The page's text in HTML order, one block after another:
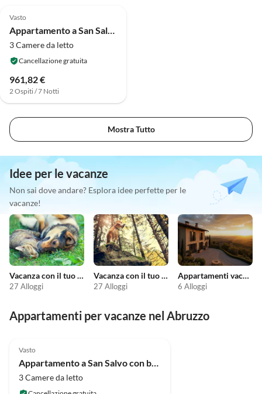
Vasto
Appartamento a San Salvo con barbecue in giardino
3 Camere da letto
Cancellazione gratuita
961,82 €
2 Ospiti / 7 Notti
Mostra Tutto
Idee per le vacanze
Non sai dove andare? Esplora idee perfette per le
vacanze!
Vacanza con il tuo animale domestico
27 Alloggi
Vacanza con il tuo cane
27 Alloggi
Appartamenti vacanze economici
6 Alloggi
Appartamenti per vacanze nel Abruzzo
Vasto
Appartamento a San Salvo con barbecue in giardino
3 Camere da letto